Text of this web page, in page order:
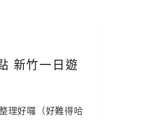
新竹一日遊
理好囉（好難得哈